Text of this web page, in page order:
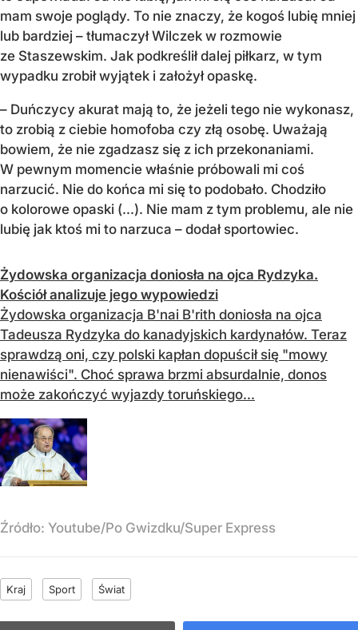
mam swoje poglądy. To nie znaczy, że kogoś lubię mniej
lub bardziej – tłumaczył Wilczek w rozmowie
ze Staszewskim. Jak podkreślił dalej piłkarz, w tym
wypadku zrobił wyjątek i założył opaskę.
– Duńczycy akurat mają to, że jeżeli tego nie wykonasz,
to zrobią z ciebie homofoba czy złą osobę. Uważają
bowiem, że nie zgadzasz się z ich przekonaniami.
W pewnym momencie właśnie próbowali mi coś
narzucić. Nie do końca mi się to podobało. Chodziło
o kolorowe opaski (...). Nie mam z tym problemu, ale nie
lubię jak ktoś mi to narzuca – dodał sportowiec.
Żydowska organizacja doniosła na ojca Rydzyka.
Kościół analizuje jego wypowiedzi
Żydowska organizacja B'nai B'rith doniosła na ojca
Tadeusza Rydzyka do kanadyjskich kardynałów. Teraz
sprawdzą oni, czy polski kapłan dopuścił się "mowy
nienawiści". Choć sprawa brzmi absurdalnie, donos
może zakończyć wyjazdy toruńskiego...
Źródło: Youtube/Po Gwizdku/Super Express
Kraj Sport Świat